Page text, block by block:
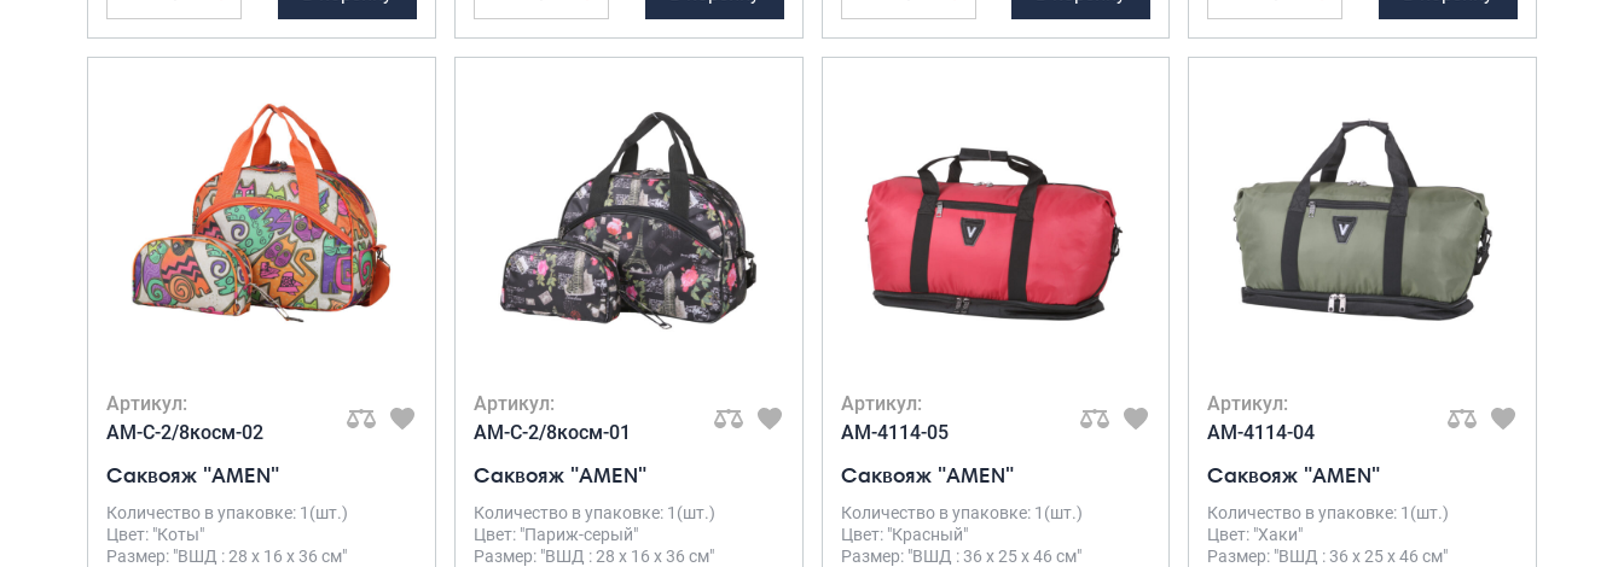
Сумки спортивные
Сумки пляжные
Сумки для ноутбуков
Сумки-тележки хозяйственные
Сумки-рюкзаки на колёсах
Сумки детские
Рюкзаки
Рюкзаки подростковые
Ранцы школьные
Рюкзаки детские
Рюкзаки туристические
Рюкзаки для охоты-рыбалки
Артикул:
AM-C-2/8косм-02
Саквояж "AMEN"
Количество в упаковке: 1(шт.)
Цвет: "Коты"
Размер: "ВШД : 28 х 16 х 36 см"
Артикул:
AM-C-2/8косм-01
Саквояж "AMEN"
Количество в упаковке: 1(шт.)
Цвет: "Париж-серый"
Размер: "ВШД : 28 х 16 х 36 см"
Артикул:
AM-4114-05
Саквояж "AMEN"
Количество в упаковке: 1(шт.)
Цвет: "Красный"
Размер: "ВШД : 36 х 25 х 46 см"
Артикул:
AM-4114-04
Саквояж "AMEN"
Количество в упаковке: 1(шт.)
Цвет: "Хаки"
Размер: "ВШД : 36 х 25 х 46 см"